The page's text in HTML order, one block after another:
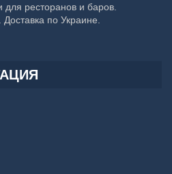
ресторанов и баров.
по Украине.